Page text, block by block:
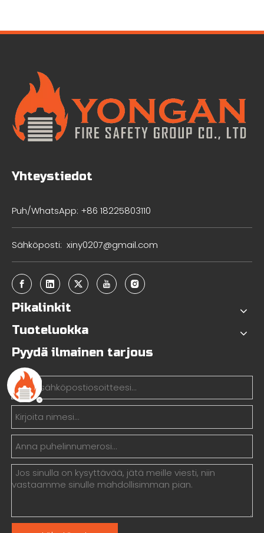
Yhteystiedot
Puh/WhatsApp: +86 18225803110
Sähköposti: xiny0207@gmail.com
Pikalinkit
Tuoteluokka
Pyydä ilmainen tarjous